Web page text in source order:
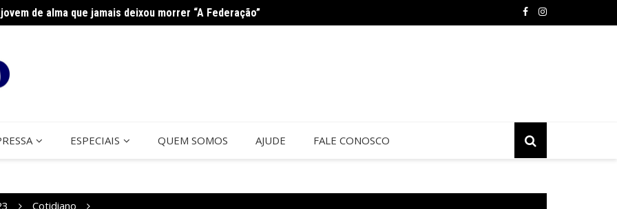
de alma que jamais deixou morrer “A Federação”
Paróquia São José Cerco de Jericó termina neste sábado na São Judas Tadeu
ESPECIAIS QUEM SOMOS AJUDE FALE CONOSCO
Cotidiano